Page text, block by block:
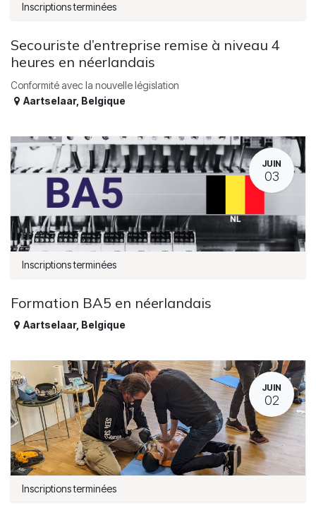
Inscriptions terminées
Secouriste d’entreprise remise à niveau 4
heures en néerlandais
Conformité avec la nouvelle législation
Aartselaar, Belgique
JUIN
03
Inscriptions terminées
Formation BA5 en néerlandais
Aartselaar, Belgique
JUIN
02
Inscriptions terminées